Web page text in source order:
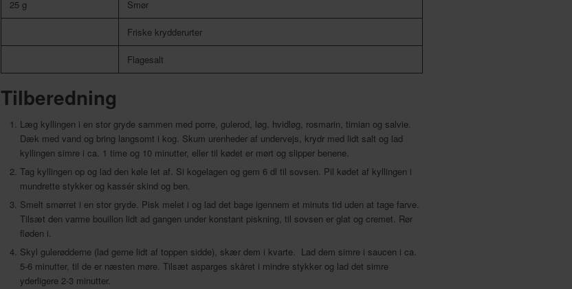
25 g Smør
Friske krydderurter
Flagesalt
Tilberedning
Læg kyllingen i en stor gryde sammen med porre, gulerod, løg, hvidløg, rosmarin, timian og salvie.
Dæk med vand og bring langsomt i kog. Skum urenheder af undervejs, krydr med lidt salt og lad
kyllingen simre i ca. 1 time og 10 minutter, eller til kødet er mørt og slipper benene.
Tag kyllingen op og lad den køle let af. Si kogelagen og gem 6 dl til sovsen. Pil kødet af kyllingen i
mundrette stykker og kassér skind og ben.
Smelt smørret i en stor gryde. Pisk melet i og lad det bage igennem et minuts tid uden at tage farve.
Tilsæt den varme bouillon lidt ad gangen under konstant piskning, til sovsen er glat og cremet. Rør
fløden i.
Skyl gulerødderne (lad gerne lidt af toppen sidde), skær dem i kvarte. Lad dem simre i saucen i ca.
5-6 minutter, til de er næsten møre. Tilsæt asparges skåret i mindre stykker og lad det simre
yderligere 2-3 minutter.